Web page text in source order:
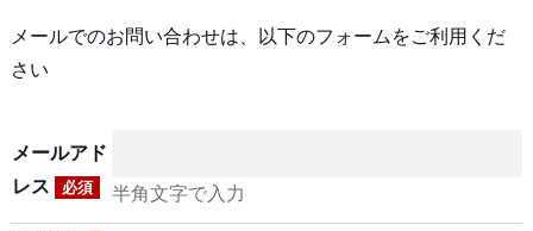
メールでのお問い合わせは、以下のフォームをご利用くだ
さい
メールアド
レス
必須 半角文字で入力